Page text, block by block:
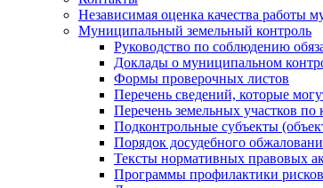
Независимая оценка качества работы
Муниципальный земельный контроль
Руководство по соблюдению
Доклады о муниципальном
Формы проверочных листов
Перечень сведений, которые
Перечень земельных участков по
Подконтрольные субъекты
Порядок досудебного
Тексты нормативных правовых
Программы профилактики